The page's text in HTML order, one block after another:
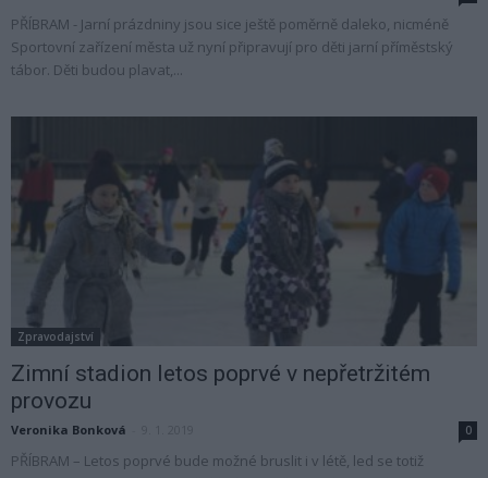
PŘÍBRAM - Jarní prázdniny jsou sice ještě poměrně daleko, nicméně
Sportovní zařízení města už nyní připravují pro děti jarní příměstský
tábor. Děti budou plavat,...
Zpravodajství
Zimní stadion letos poprvé v nepřetržitém
provozu
Veronika Bonková 0
PŘÍBRAM – Letos poprvé bude možné bruslit i v létě, led se totiž